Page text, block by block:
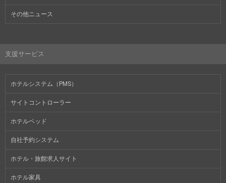
その他ニュース
支援サービス
ホテルシステム（PMS）
サイトコントローラー
ホテルベッド
自社予約システム
ホテル・旅館求人サイト
ホテル家具